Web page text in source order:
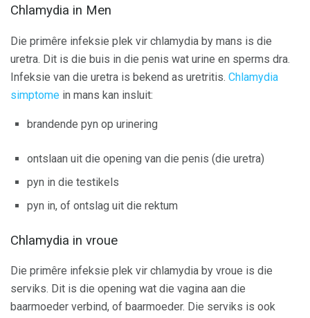
Chlamydia in Men
Die primêre infeksie plek vir chlamydia by mans is die
uretra. Dit is die buis in die penis wat urine en sperms dra.
Infeksie van die uretra is bekend as uretritis. Chlamydia
simptome in mans kan insluit:
brandende pyn op urinering
ontslaan uit die opening van die penis (die uretra)
pyn in die testikels
pyn in, of ontslag uit die rektum
Chlamydia in vroue
Die primêre infeksie plek vir chlamydia by vroue is die
serviks. Dit is die opening wat die vagina aan die
baarmoeder verbind, of baarmoeder. Die serviks is ook